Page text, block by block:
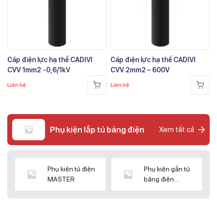
Cáp điện lực hạ thế CADIVI
CVV 1mm2 -0,6/1kV
Liên hệ
Cáp điện lực hạ thế CADIVI
CVV 2mm2 – 600V
Liên hệ
Phụ kiện lắp tủ bảng điện Xem tất cả
Phụ kiện tủ điện
MASTER
Phụ kiện gắn tủ
bảng điện